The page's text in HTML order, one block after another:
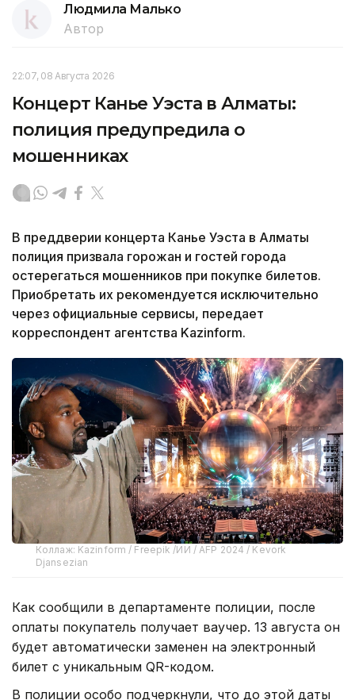
Людмила Малько
Автор
22:07, 08 Августа 2026
Концерт Канье Уэста в Алматы:
полиция предупредила о
мошенниках
В преддверии концерта Канье Уэста в Алматы
полиция призвала горожан и гостей города
остерегаться мошенников при покупке билетов.
Приобретать их рекомендуется исключительно
через официальные сервисы, передает
корреспондент агентства Kazinform.
Коллаж: Kazinform / Freepik /ИИ / AFP 2024 / Kevork
Djansezian
Как сообщили в департаменте полиции, после
оплаты покупатель получает ваучер. 13 августа он
будет автоматически заменен на электронный
билет с уникальным QR-кодом.
В полиции особо подчеркнули, что до этой даты